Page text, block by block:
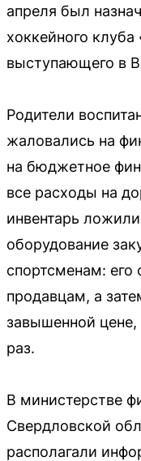
апреля был
хоккейного
выступающего в
Родители
жаловались на
на бюджетное
все расходы на
инвентарь
оборудование
спортсменам:
продавцам, а
завышенной цене,
раз.
В министерстве
Свердловской
располагали